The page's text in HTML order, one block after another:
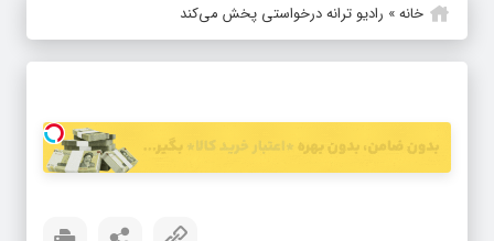
خانه» رادیو ترانه درخواستی پخش می‌کند